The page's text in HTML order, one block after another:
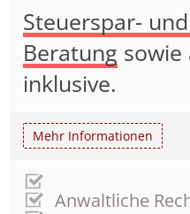
Steuerspar-
Beratung sowie
inklusive.
Mehr Informationen
Anwaltliche